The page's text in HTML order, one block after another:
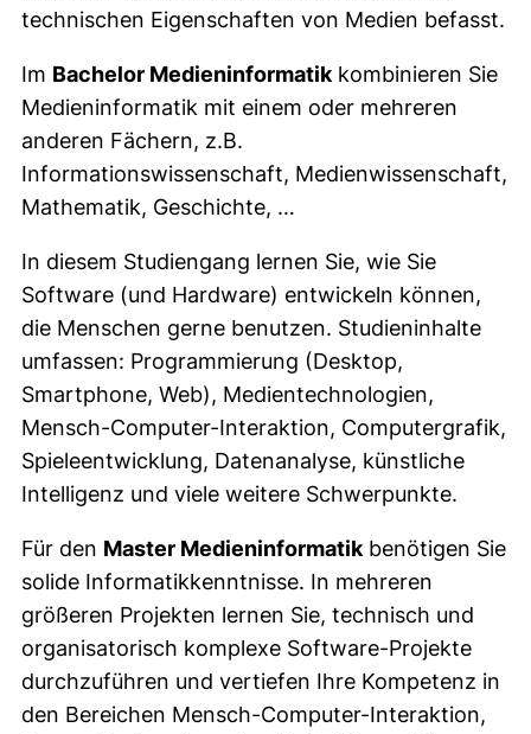
technischen Eigenschaften von Medien befasst.
Im Bachelor Medieninformatik kombinieren Sie
Medieninformatik mit einem oder mehreren
anderen Fächern, z.B.
Informationswissenschaft, Medienwissenschaft,
Mathematik, Geschichte, …
In diesem Studiengang lernen Sie, wie Sie
Software (und Hardware) entwickeln können,
die Menschen gerne benutzen. Studieninhalte
umfassen: Programmierung (Desktop,
Smartphone, Web), Medientechnologien,
Mensch-Computer-Interaktion, Computergrafik,
Spieleentwicklung, Datenanalyse, künstliche
Intelligenz und viele weitere Schwerpunkte.
Für den Master Medieninformatik benötigen Sie
solide Informatikkenntnisse. In mehreren
größeren Projekten lernen Sie, technisch und
organisatorisch komplexe Software-Projekte
durchzuführen und vertiefen Ihre Kompetenz in
den Bereichen Mensch-Computer-Interaktion,